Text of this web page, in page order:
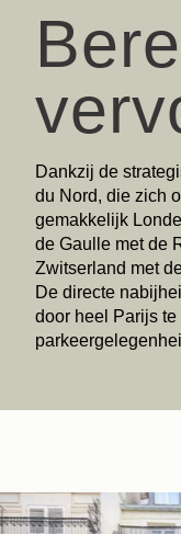
Dankzij de
du Nord, die zich
gemakkelijk
de Gaulle met de
Zwitserland met
De directe
door heel Parijs